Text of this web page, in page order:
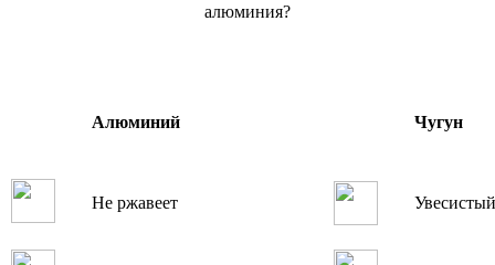
алюминия?
Алюминий Чугун
Не ржавеет Увесистый